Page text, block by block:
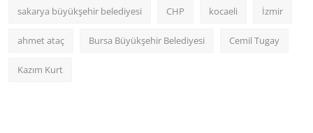
sakarya büyükşehir belediyesi CHP kocaeli İzmir
ahmet ataç Bursa Büyükşehir Belediyesi Cemil Tugay
Kazım Kurt